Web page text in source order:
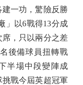
一功，驚險反勝
」以6戰得13分成
，只以兩分之差
後備球員扭轉戰
半場中段變陣成
戰今屆英超冠軍